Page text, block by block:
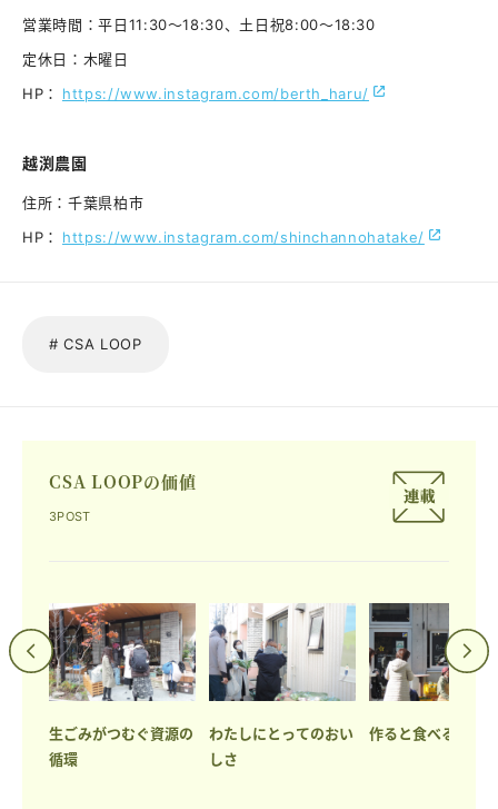
営業時間：平日11:30〜18:30、土日祝8:00〜18:30
定休日： 木曜日
HP：
https://www.instagram.com/berth_haru/
越渕農園
住所： 千葉県柏市
HP：
https://www.instagram.com/shinchannohatake/
# CSA LOOP
CSA LOOPの価値
3POST
生ごみがつむぐ資源の
循環
わたしにとってのおい
しさ
作ると食べるをつ